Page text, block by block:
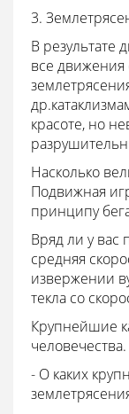
3.
В результате
все
красоте, но
Насколько
Подвижная
принципу
Вряд ли у вас
средняя
извержении
текла со
Крупнейшие
человечества.
- О каких